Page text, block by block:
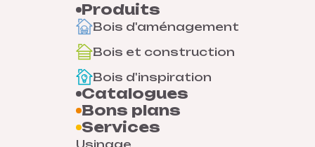
Produits
Bois d'aménagement
Bois et construction
Bois d'inspiration
Catalogues
Bons plans
Services
Usinage